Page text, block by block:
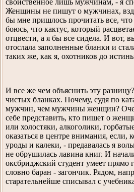
Женщины не пишут о мужчинах,
бы мне пришлось прочитать все,
боюсь, что кактус, который
отцвести, а я бы все сидела. И вот,
отослала заполненные бланки и
таких же, как я, охотников до
И все же чем объяснить эту
чистых бланках. Почему, судя по
мужчин, чем мужчины женщин?
себе представить, кто пишет о
или холостяки, алкоголики,
оказаться в центре внимания,
уроды и калеки, - предавалась я
не обрушилась лавина книг. И
оксбриджский студент умеет прямо
словно баран - загончик. Рядом,
старательнейше списывал с